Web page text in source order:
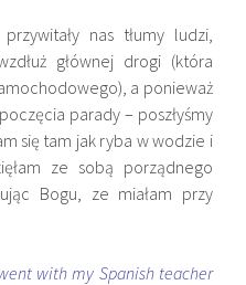
nas tłumy ludzi,
głównej drogi (która
a ponieważ
parady – poszłyśmy
się tam jak ryba w wodzie i
ze sobą porządnego
Bogu, ze miałam przy
with my Spanish teacher